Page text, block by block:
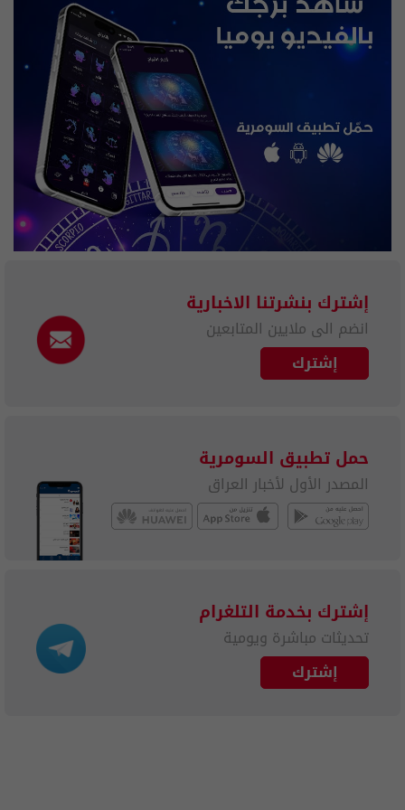
إشترك بنشرتنا الاخبارية
انضم الى ملايين المتابعين
إشترك
حمل تطبيق السومرية
المصدر الأول لأخبار العراق
إشترك بخدمة التلغرام
تحديثات مباشرة ويومية
إشترك